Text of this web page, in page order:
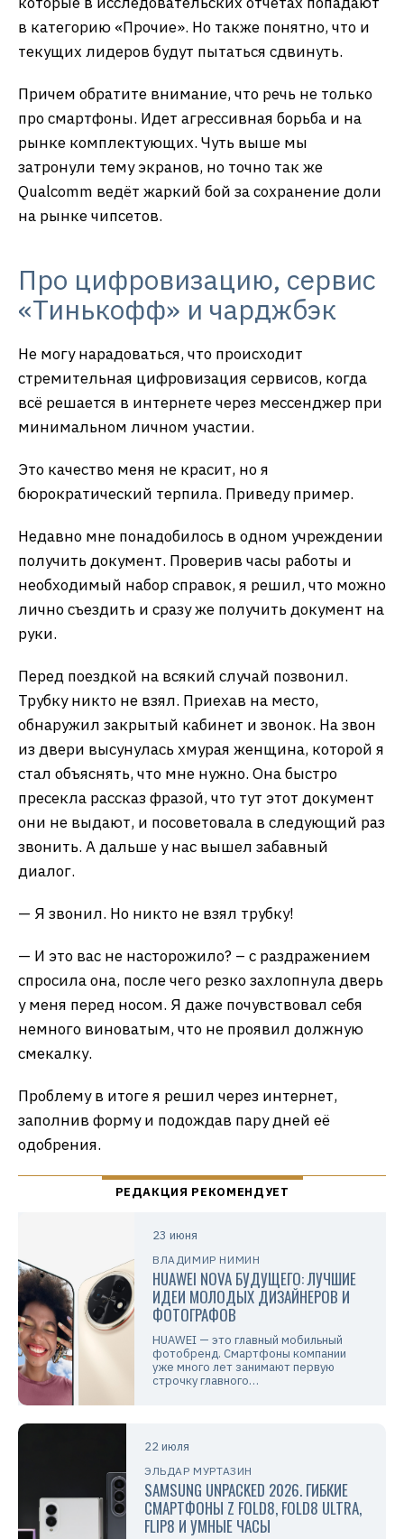
в категорию «Прочие». Но также понятно, что и
текущих лидеров будут пытаться сдвинуть.
Причем обратите внимание, что речь не только
про смартфоны. Идет агрессивная борьба и на
рынке комплектующих. Чуть выше мы
затронули тему экранов, но точно так же
Qualcomm ведёт жаркий бой за сохранение доли
на рынке чипсетов.
Про цифровизацию, сервис
«Тинькофф» и чарджбэк
Не могу нарадоваться, что происходит
стремительная цифровизация сервисов, когда
всё решается в интернете через мессенджер при
минимальном личном участии.
Это качество меня не красит, но я
бюрократический терпила. Приведу пример.
Недавно мне понадобилось в одном учреждении
получить документ. Проверив часы работы и
необходимый набор справок, я решил, что можно
лично съездить и сразу же получить документ на
руки.
Перед поездкой на всякий случай позвонил.
Трубку никто не взял. Приехав на место,
обнаружил закрытый кабинет и звонок. На звон
из двери высунулась хмурая женщина, которой я
стал объяснять, что мне нужно. Она быстро
пресекла рассказ фразой, что тут этот документ
они не выдают, и посоветовала в следующий раз
звонить. А дальше у нас вышел забавный
диалог.
— Я звонил. Но никто не взял трубку!
— И это вас не насторожило? – с раздражением
спросила она, после чего резко захлопнула дверь
у меня перед носом. Я даже почувствовал себя
немного виноватым, что не проявил должную
смекалку.
Проблему в итоге я решил через интернет,
заполнив форму и подождав пару дней её
одобрения.
23 июня
ВЛАДИМИР НИМИН
HUAWEI NOVA БУДУЩЕГО: ЛУЧШИЕ
ИДЕИ МОЛОДЫХ ДИЗАЙНЕРОВ И
ФОТОГРАФОВ
HUAWEI — это главный мобильный
фотобренд. Смартфоны компании
уже много лет занимают первую
строчку главного…
22 июля
ЭЛЬДАР МУРТАЗИН
SAMSUNG UNPACKED 2026. ГИБКИЕ
СМАРТФОНЫ Z FOLD8, FOLD8 ULTRA,
FLIP8 И УМНЫЕ ЧАСЫ